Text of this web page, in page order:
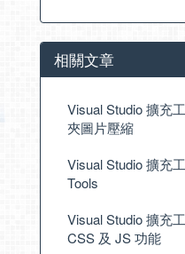
相關文章
Visual Studio 擴充
夾圖片壓縮
Visual Studio 擴充
Tools
Visual Studio 擴充
CSS 及 JS 功能